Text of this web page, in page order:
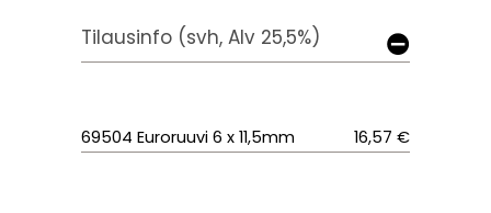
Tilausinfo (svh, Alv 25,5%)
69504 Euroruuvi 6 x 11,5mm 16,57 €